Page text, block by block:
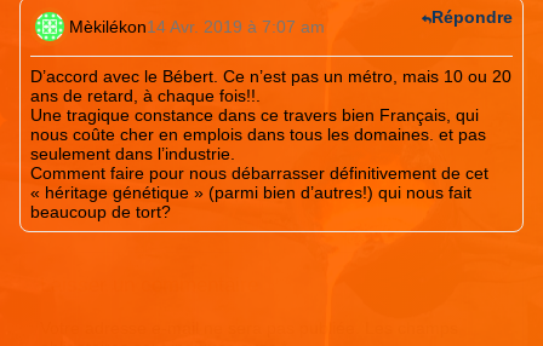
Mèkilékon14 Avr. 2019 à 7:07 am
D’accord avec le Bébert. Ce n’est pas un métro, mais 10 ou 20
ans de retard, à chaque fois!!.
Une tragique constance dans ce travers bien Français, qui
nous coûte cher en emplois dans tous les domaines. et pas
seulement dans l’industrie.
Comment faire pour nous débarrasser définitivement de cet
« héritage génétique » (parmi bien d’autres!) qui nous fait
beaucoup de tort?
Répondre